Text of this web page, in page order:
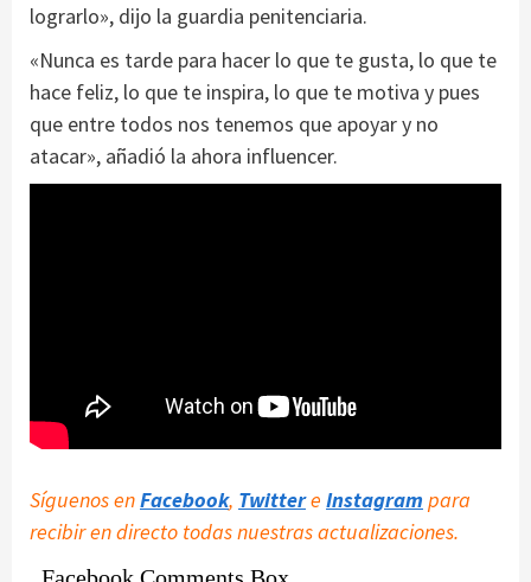
lograrlo», dijo la guardia penitenciaria.
«Nunca es tarde para hacer lo que te gusta, lo que te
hace feliz, lo que te inspira, lo que te motiva y pues
que entre todos nos tenemos que apoyar y no
atacar», añadió la ahora influencer.
Síguenos enFacebook, Twittere Instagram para
recibir en directo todas nuestras actualizaciones.